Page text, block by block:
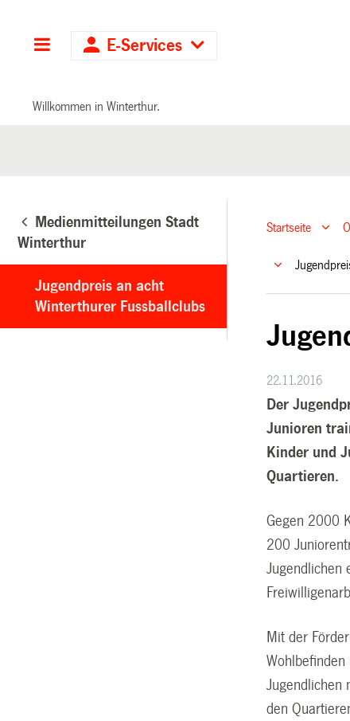
Hauptnavigation
E-Services
Willkommen in Winterthur.
Medienmitteilungen Stadt
Winterthur
Jugendpreis an acht
Winterthurer Fussballclubs
Startseite
22.11.2016
Der
Junioren
Kinder und
Quartieren.
Gegen 2000
200
Jugendlichen
Mit der
Jugendlichen
den